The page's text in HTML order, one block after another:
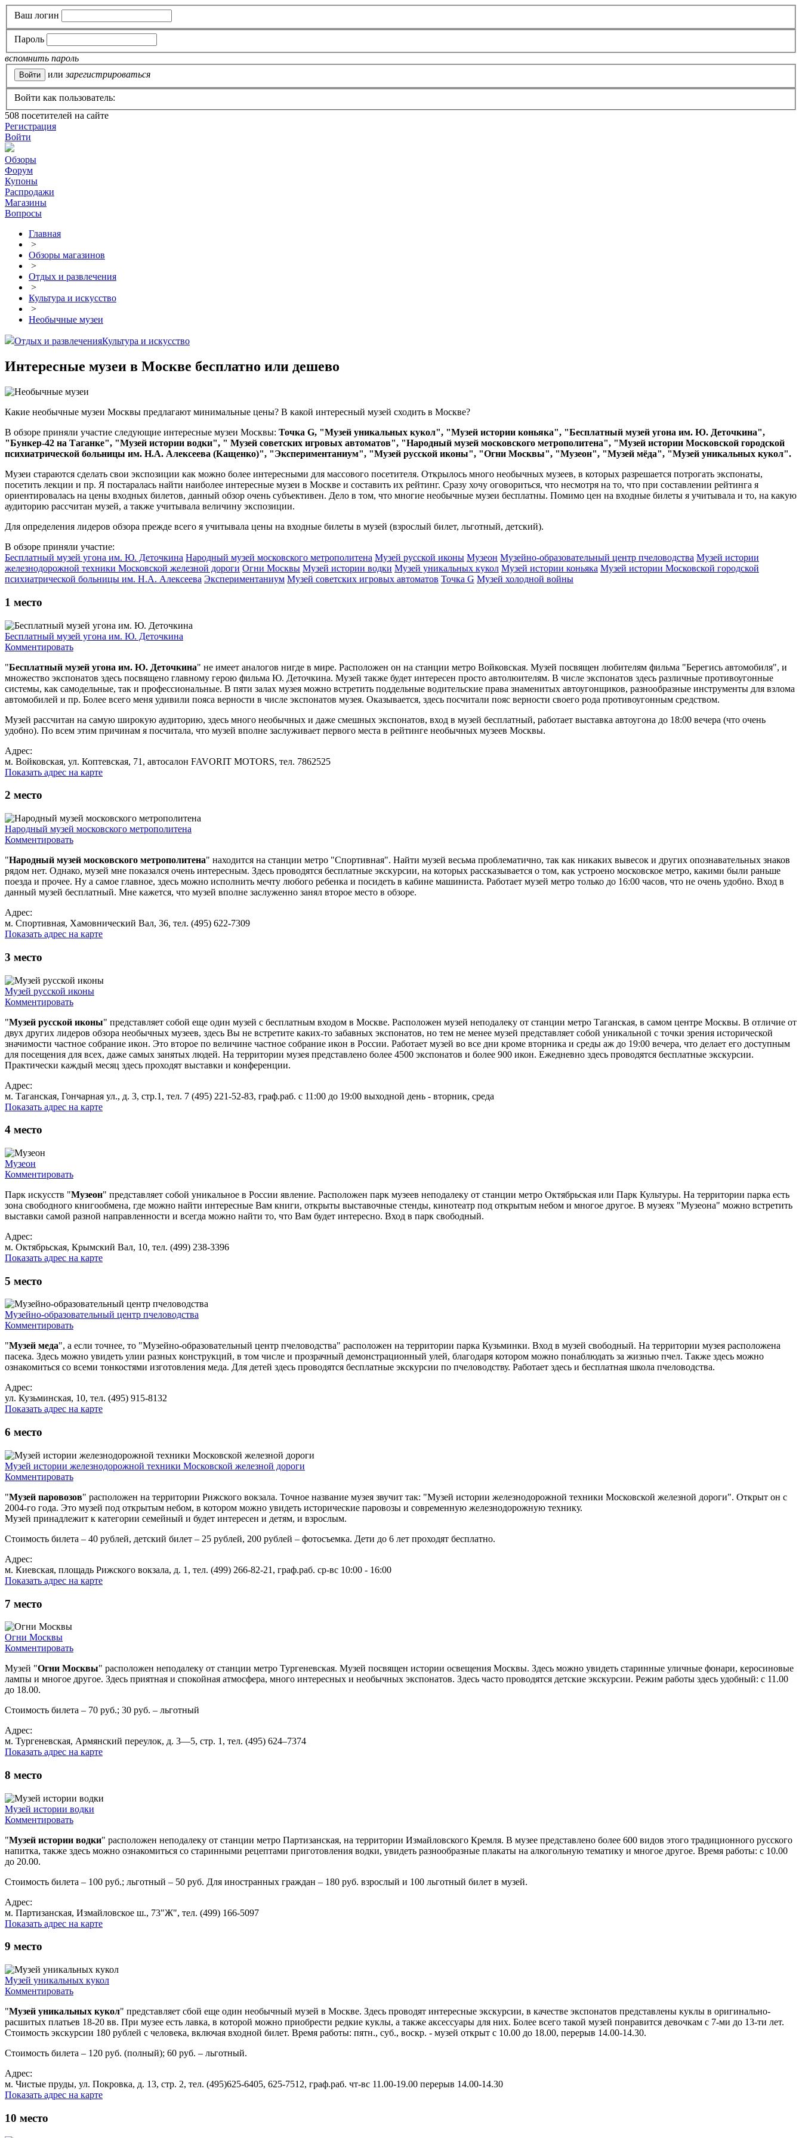
Ваш логин
Пароль
вспомнить пароль
или зарегистрироваться
Войти как пользователь:
508 посетителей на сайте
Регистрация
Войти
Обзоры
Форум
Купоны
Распродажи
Магазины
Вопросы
Главная
>
Обзоры магазинов
>
Отдых и развлечения
>
Культура и искусство
>
Необычные музеи
Отдых и развлеченияКультура и искусство
Интересные музеи в Москве бесплатно или дешево
Какие необычные музеи Москвы предлагают минимальные цены? В какой интересный музей сходить в Москве?
В обзоре приняли участие следующие интересные музеи Москвы: Точка G, "Музей уникальных кукол", "Музей истории коньяка", "Бесплатный музей угона им. Ю. Деточкина",
"Бункер-42 на Таганке", "Музей истории водки", " Музей советских игровых автоматов", "Народный музей московского метрополитена", "Музей истории Московской городской
психиатрической больницы им. Н.А. Алексеева (Кащенко)", "Экспериментаниум", "Музей русской иконы", "Огни Москвы", "Музеон", "Музей мёда", "Музей уникальных кукол".
Музеи стараются сделать свои экспозиции как можно более интересными для массового посетителя. Открылось много необычных музеев, в которых разрешается потрогать экспонаты,
посетить лекции и пр. Я постаралась найти наиболее интересные музеи в Москве и составить их рейтинг. Сразу хочу оговориться, что несмотря на то, что при составлении рейтинга я
ориентировалась на цены входных билетов, данный обзор очень субъективен. Дело в том, что многие необычные музеи бесплатны. Помимо цен на входные билеты я учитывала и то, на какую
аудиторию рассчитан музей, а также учитывала величину экспозиции.
Для определения лидеров обзора прежде всего я учитывала цены на входные билеты в музей (взрослый билет, льготный, детский).
В обзоре приняли участие:
Бесплатный музей угона им. Ю. Деточкина Народный музей московского метрополитена Музей русской иконы Музеон Музейно-образовательный центр пчеловодства Музей истории
железнодорожной техники Московской железной дороги Огни Москвы Музей истории водки Музей уникальных кукол Музей истории коньяка Музей истории Московской городской
психиатрической больницы им. Н.А. Алексеева Экспериментаниум Музей советских игровых автоматов Точка G Музей холодной войны
1 место
Бесплатный музей угона им. Ю. Деточкина
Комментировать
"Бесплатный музей угона им. Ю. Деточкина" не имеет аналогов нигде в мире. Расположен он на станции метро Войковская. Музей посвящен любителям фильма "Берегись автомобиля", и
множество экспонатов здесь посвящено главному герою фильма Ю. Деточкина. Музей также будет интересен просто автолюителям. В числе экспонатов здесь различные противоугонные
системы, как самодельные, так и профессиональные. В пяти залах музея можно встретить поддельные водительские права знаменитых автоугонщиков, разнообразные инструменты для взлома
автомобилей и пр. Более всего меня удивили пояса верности в числе экспонатов музея. Оказывается, здесь посчитали пояс верности своего рода противоугонным средством.
Музей рассчитан на самую широкую аудиторию, здесь много необычных и даже смешных экспонатов, вход в музей бесплатный, работает выставка автоугона до 18:00 вечера (что очень
удобно). По всем этим причинам я посчитала, что музей вполне заслуживает первого места в рейтинге необычных музеев Москвы.
Адрес:
м. Войковская, ул. Коптевская, 71, автосалон FAVORIT MOTORS, тел. 7862525
Показать адрес на карте
2 место
Народный музей московского метрополитена
Комментировать
"Народный музей московского метрополитена" находится на станции метро "Спортивная". Найти музей весьма проблематично, так как никаких вывесок и других опознавательных знаков
рядом нет. Однако, музей мне показался очень интересным. Здесь проводятся бесплатные экскурсии, на которых рассказывается о том, как устроено московское метро, какими были раньше
поезда и прочее. Ну а самое главное, здесь можно исполнить мечту любого ребенка и посидеть в кабине машиниста. Работает музей метро только до 16:00 часов, что не очень удобно. Вход в
данный музей бесплатный. Мне кажется, что музей вполне заслуженно занял второе место в обзоре.
Адрес:
м. Спортивная, Хамовнический Вал, 36, тел. (495) 622-7309
Показать адрес на карте
3 место
Музей русской иконы
Комментировать
"Музей русской иконы" представляет собой еще один музей с бесплатным входом в Москве. Расположен музей неподалеку от станции метро Таганская, в самом центре Москвы. В отличие от
двух других лидеров обзора необычных музеев, здесь Вы не встретите каких-то забавных экспонатов, но тем не менее музей представляет собой уникальной с точки зрения исторической
значимости частное собрание икон. Это второе по величине частное собрание икон в России. Работает музей во все дни кроме вторника и среды аж до 19:00 вечера, что делает его доступным
для посещения для всех, даже самых занятых людей. На территории музея представлено более 4500 экспонатов и более 900 икон. Ежедневно здесь проводятся бесплатные экскурсии.
Практически каждый месяц здесь проходят выставки и конференции.
Адрес:
м. Таганская, Гончарная ул., д. 3, стр.1, тел. 7 (495) 221-52-83, граф.раб. с 11:00 до 19:00 выходной день - вторник, среда
Показать адрес на карте
4 место
Музеон
Комментировать
Парк искусств "Музеон" представляет собой уникальное в России явление. Расположен парк музеев неподалеку от станции метро Октябрьская или Парк Культуры. На территории парка есть
зона свободного книгообмена, где можно найти интересные Вам книги, открыты выставочные стенды, кинотеатр под открытым небом и многое другое. В музеях "Музеона" можно встретить
выставки самой разной направленности и всегда можно найти то, что Вам будет интересно. Вход в парк свободный.
Адрес:
м. Октябрьская, Крымский Вал, 10, тел. (499) 238-3396
Показать адрес на карте
5 место
Музейно-образовательный центр пчеловодства
Комментировать
"Музей меда", а если точнее, то "Музейно-образовательный центр пчеловодства" расположен на территории парка Кузьминки. Вход в музей свободный. На территории музея расположена
пасека. Здесь можно увидеть улии разных конструкций, в том числе и прозрачный демонстрационный улей, благодаря котором можно понаблюдать за жизнью пчел. Также здесь можно
ознакомиться со всеми тонкостями изготовления меда. Для детей здесь проводятся бесплатные экскурсии по пчеловодству. Работает здесь и бесплатная школа пчеловодства.
Адрес:
ул. Кузьминская, 10, тел. (495) 915-8132
Показать адрес на карте
6 место
Музей истории железнодорожной техники Московской железной дороги
Комментировать
"Музей паровозов" расположен на территории Рижского вокзала. Точное название музея звучит так: "Музей истории железнодорожной техники Московской железной дороги". Открыт он с
2004-го года. Это музей под открытым небом, в котором можно увидеть исторические паровозы и современную железнодорожную технику.
Музей принадлежит к категории семейный и будет интересен и детям, и взрослым.
Стоимость билета – 40 рублей, детский билет – 25 рублей, 200 рублей – фотосъемка. Дети до 6 лет проходят бесплатно.
Адрес:
м. Киевская, площадь Рижского вокзала, д. 1, тел. (499) 266-82-21, граф.раб. ср-вс 10:00 - 16:00
Показать адрес на карте
7 место
Огни Москвы
Комментировать
Музей "Огни Москвы" расположен неподалеку от станции метро Тургеневская. Музей посвящен истории освещения Москвы. Здесь можно увидеть старинные уличные фонари, керосиновые
лампы и многое другое. Здесь приятная и спокойная атмосфера, много интересных и необычных экспонатов. Здесь часто проводятся детские экскурсии. Режим работы здесь удобный: с 11.00
до 18.00.
Стоимость билета – 70 руб.; 30 руб. – льготный
Адрес:
м. Тургеневская, Армянский переулок, д. 3—5, стр. 1, тел. (495) 624–7374
Показать адрес на карте
8 место
Музей истории водки
Комментировать
"Музей истории водки" расположен неподалеку от станции метро Партизанская, на территории Измайловского Кремля. В музее представлено более 600 видов этого традиционного русского
напитка, также здесь можно ознакомиться со старинными рецептами приготовления водки, увидеть разнообразные плакаты на алкогольную тематику и многое другое. Время работы: с 10.00
до 20.00.
Стоимость билета – 100 руб.; льготный – 50 руб. Для иностранных граждан – 180 руб. взрослый и 100 льготный билет в музей.
Адрес:
м. Партизанская, Измайловское ш., 73"Ж", тел. (499) 166-5097
Показать адрес на карте
9 место
Музей уникальных кукол
Комментировать
"Музей уникальных кукол" представляет сбой еще один необычный музей в Москве. Здесь проводят интересные экскурсии, в качестве экспонатов представлены куклы в оригинально-
расшитых платьев 18-20 вв. При музее есть лавка, в которой можно приобрести редкие куклы, а также аксессуары для них. Более всего такой музей понравится девочкам с 7-ми до 13-ти лет.
Стоимость экскурсии 180 рублей с человека, включая входной билет. Время работы: пятн., суб., воскр. - музей открыт с 10.00 до 18.00, перерыв 14.00-14.30.
Стоимость билета – 120 руб. (полный); 60 руб. – льготный.
Адрес:
м. Чистые пруды, ул. Покровка, д. 13, стр. 2, тел. (495)625-6405, 625-7512, граф.раб. чт-вс 11.00-19.00 перерыв 14.00-14.30
Показать адрес на карте
10 место